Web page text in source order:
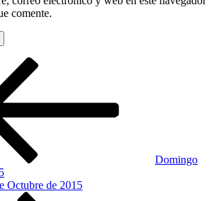
comente.
Domingo
Octubre de 2015